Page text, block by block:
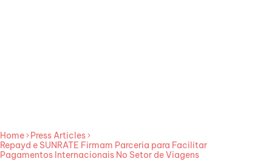
Home
Press Articles
Repayd e SUNRATE Firmam Parceria para Facilitar
Pagamentos Internacionais No Setor de Viagens